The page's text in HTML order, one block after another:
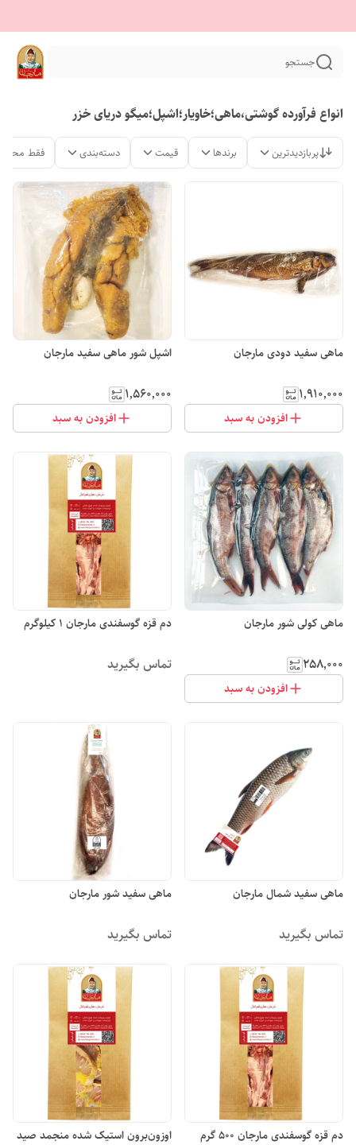
جستجو
انواع فرآورده گوشتی،ماهی؛خاویار؛اشپل؛میگو دریای خزر
پربازدیدترین برندها قیمت دسته‌بندی فقط
ماهی سفید دودی مارجان
۱٬۹۱۰٬۰۰۰
افزودن به سبد
اشپل شور ماهی سفید مارجان
۱٬۵۶۰٬۰۰۰
افزودن به سبد
ماهی کولی شور مارجان
۲۵۸٬۰۰۰
افزودن به سبد
دم قزه گوسفندی مارجان 1 کیلوگرم
تماس بگیرید
ماهی سفید شمال مارجان
تماس بگیرید
ماهی سفید شور مارجان
تماس بگیرید
دم قزه گوسفندی مارجان 500 گرم
اوزون‌برون استیک شده منجمد صید